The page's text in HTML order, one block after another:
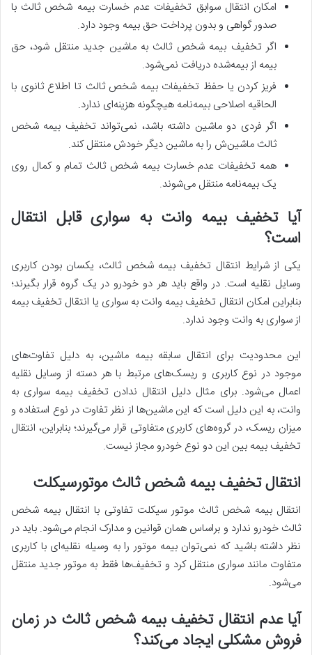
امکان انتقال سوابق تخفیفات عدم خسارت بیمه شخص ثالث با
صدور گواهی و بدون پرداخت حق بیمه وجود دارد.
اگر تخفیف بیمه شخص ثالث به ماشین جدید منتقل شود، حق
بیمه از بیمه‌‌شده دریافت نمی‌شود.
فریز کردن یا حفظ تخفیفات بیمه شخص ثالث تا اطلاع ثانوی با
الحاقیه اصلاحی بیمه‌نامه هیچگونه هزینه‌ای ندارد.
اگر فردی دو ماشین داشته باشد، نمی‌تواند تخفیف بیمه شخص
ثالث ماشین‌ش را به ماشین دیگر خودش منتقل کند.
همه تخفیفات عدم خسارت بیمه شخص ثالث تمام و کمال روی
یک بیمه‌نامه منتقل می‌شوند.
آیا تخفیف بیمه وانت به سواری قابل انتقال
است؟
یکی از شرایط انتقال تخفیف بیمه شخص ثالث، یکسان بودن کاربری
وسایل نقلیه است. در واقع باید هر دو خودرو در یک گروه قرار بگیرند؛
بنابراین امکان انتقال تخفیف بیمه وانت به سواری یا انتقال تخفیف بیمه
از سواری به وانت وجود ندارد.
این محدودیت برای انتقال سابقه بیمه ماشین، به دلیل تفاوت‌های
موجود در نوع کاربری و ریسک‌های مرتبط با هر دسته از وسایل نقلیه
اعمال می‌شود. برای مثال دلیل انتقال ندادن تخفیف بیمه سواری به
وانت، به این دلیل است که این ماشین‌ها از نظر تفاوت در نوع استفاده و
میزان ریسک، در گروه‌های کاربری متفاوتی قرار می‌گیرند؛ بنابراین، انتقال
تخفیف بیمه بین این دو نوع خودرو مجاز نیست.
انتقال تخفیف بیمه شخص ثالث موتورسیکلت
انتقال بیمه شخص ثالث موتور سیکلت تفاوتی با انتقال بیمه شخص
ثالث خودرو ندارد و براساس همان قوانین و مدارک انجام می‌شود. باید در
نظر داشته باشید که نمی‌توان بیمه موتور را به وسیله نقلیه‌ای با کاربری
متفاوت مانند سواری منتقل کرد و تخفیف‌ها فقط به موتور جدید منتقل
می‌شود.
آیا عدم انتقال تخفیف بیمه شخص ثالث در زمان
فروش مشکلی ایجاد می‌کند؟